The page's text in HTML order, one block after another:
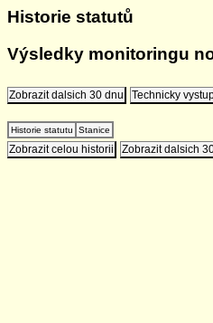
Historie statutů
Výsledky monitoringu
Zobrazit dalsich 30 dnu Technicky
Historie statutu Stanice
Zobrazit celou historii Zobrazit dalsich